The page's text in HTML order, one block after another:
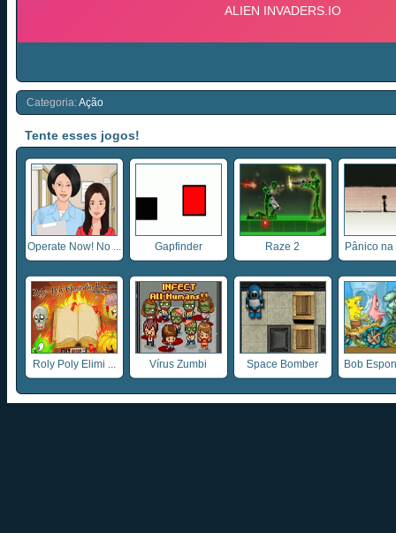
Categoria:Ação
Tente esses jogos!
Operate Now! No ... Gapfinder Raze 2 Pânico na
Roly Poly Elimi ... Vírus Zumbi Space Bomber Bob